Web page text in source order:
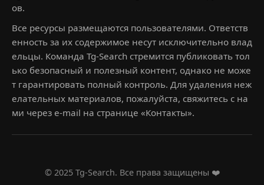
ов.
Все ресурсы размещаются пользователями. Ответств
енность за их содержимое несут исключительно влад
ельцы. Команда Tg-Search стремится публиковать тол
ько безопасный и полезный контент, однако не може
т гарантировать полный контроль. Для удаления неж
елательных материалов, пожалуйста, свяжитесь с на
ми через e-mail на странице «Контакты».
© 2025 Tg-Search. Все права защищены ❤️